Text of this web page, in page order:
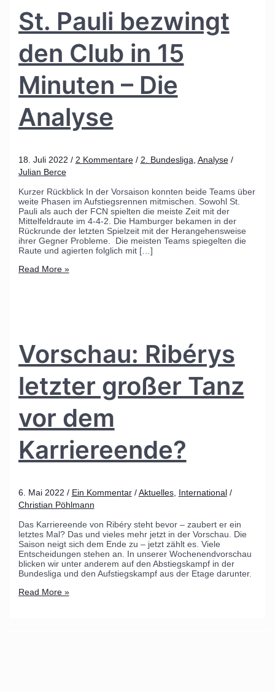
St. Pauli bezwingt
den Club in 15
Minuten – Die
Analyse
18. Juli 2022 / 2 Kommentare / 2. Bundesliga Analyse/
Julian Berce
Kurzer Rückblick In der Vorsaison konnten beide Teams über
weite Phasen im Aufstiegsrennen mitmischen. Sowohl St.
Pauli als auch der FCN spielten die meiste Zeit mit der
Mittelfeldraute im 4-4-2. Die Hamburger bekamen in der
Rückrunde der letzten Spielzeit mit der Herangehensweise
ihrer Gegner Probleme. Die meisten Teams spiegelten die
Raute und agierten folglich mit […]
Read More »
Vorschau: Ribérys
letzter großer Tanz
vor dem
Karriereende?
6. Mai 2022 / Ein Kommentar /Aktuelles, International/
Christian Pöhlmann
Das Karriereende von Ribéry steht bevor – zaubert er ein
letztes Mal? Das und vieles mehr jetzt in der Vorschau. Die
Saison neigt sich dem Ende zu – jetzt zählt es. Viele
Entscheidungen stehen an. In unserer Wochenendvorschau
blicken wir unter anderem auf den Abstiegskampf in der
Bundesliga und den Aufstiegskampf aus der Etage darunter.
Read More »